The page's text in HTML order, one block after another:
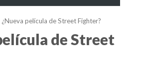
¿Nueva película de Street Fighter?
de Street